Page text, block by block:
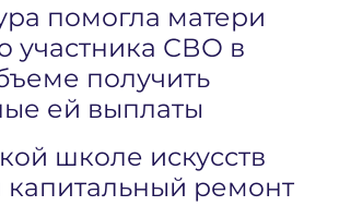
помогла матери
участника СВО в
получить
ей выплаты
школе искусств
ремонт